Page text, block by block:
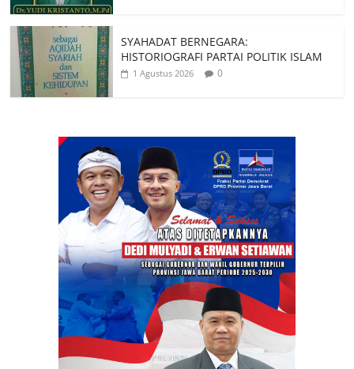
SYAHADAT BERNEGARA:
HISTORIOGRAFI PARTAI POLITIK ISLAM
1 Agustus 2026 0